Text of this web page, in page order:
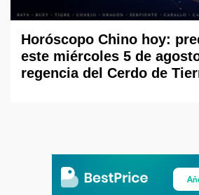
Horóscopo Chino hoy:
este miércoles 5 de
regencia del Cerdo de